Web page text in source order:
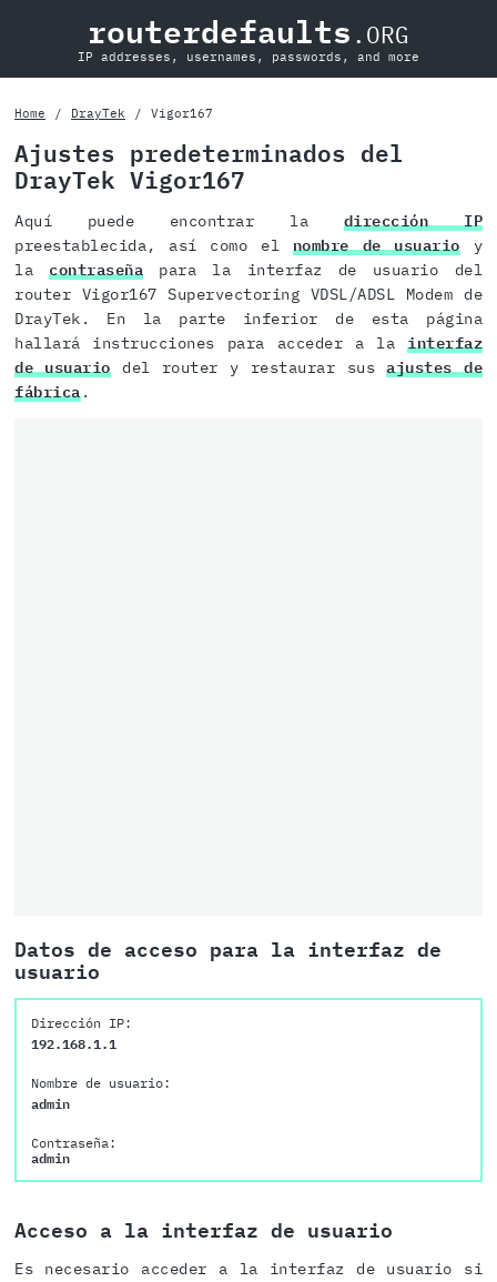
routerdefaults .ORG
IP addresses, usernames, passwords, and more
Home DrayTek Vigor167
Ajustes predeterminados del
DrayTek Vigor167
Aquí puede encontrar la dirección IP
preestablecida, así como el nombre de usuarioy
lacontraseña para la interfaz de usuario del
router Vigor167 Supervectoring VDSL/ADSL Modem de
DrayTek. En la parte inferior de esta página
hallará instrucciones para acceder a la interfaz
de usuariodel router y restaurar susajustes de
fábrica.
Datos de acceso para la interfaz de
usuario
Dirección IP:
192.168.1.1
Nombre de usuario:
admin
Contraseña:
admin
Acceso a la interfaz de usuario
Es necesario acceder a la interfaz de usuario si